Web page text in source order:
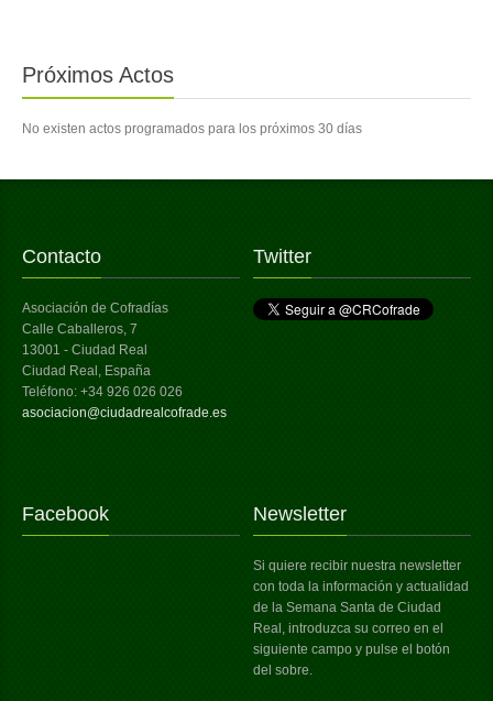
Próximos Actos
No existen actos programados para los próximos 30 días
Contacto
Asociación de Cofradías
Calle Caballeros, 7
13001 - Ciudad Real
Ciudad Real, España
Teléfono: +34 926 026 026
asociacion@ciudadrealcofrade.es
Twitter
Facebook Newsletter
Si quiere recibir nuestra newsletter
con toda la información y actualidad
de la Semana Santa de Ciudad
Real, introduzca su correo en el
siguiente campo y pulse el botón
del sobre.